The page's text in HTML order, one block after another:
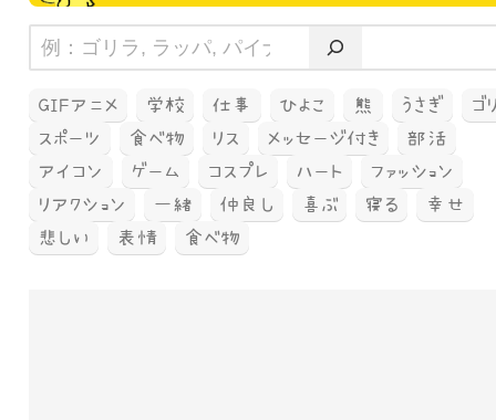
GIFアニメ 学校 仕事 ひよこ 熊 うさぎ
ゴ
スポーツ
食べ物 リス メッセージ付き
部活
アイコン
ゲーム コスプレ ハート
ファッション
リアクション
一緒 仲良し 喜ぶ 寝る
幸せ
悲しい
表情 食べ物